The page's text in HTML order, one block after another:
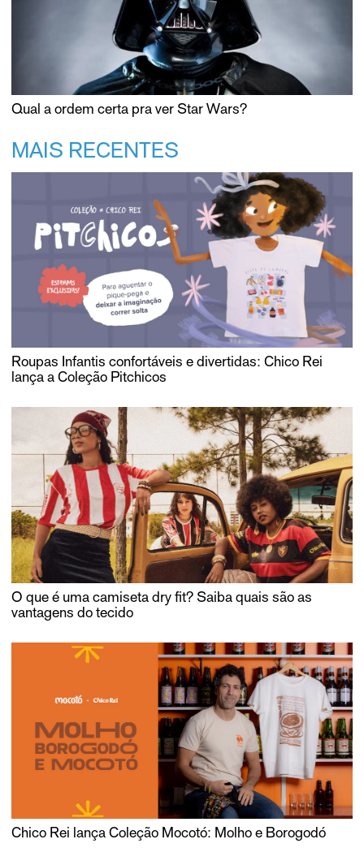
Qual a ordem certa pra ver Star Wars?
MAIS RECENTES
Roupas Infantis confortáveis e divertidas: Chico Rei
lança a Coleção Pitchicos
O que é uma camiseta dry fit? Saiba quais são as
vantagens do tecido
Chico Rei lança Coleção Mocotó: Molho e Borogodó